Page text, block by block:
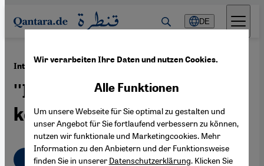
Direkt zum Inhalt springen
DE
Interview mit Uri Avnery ·02.01.2013
''Israel braucht Frieden,
keine Siedlungen''
Deutsch English عربي
Wir verarbeiten Ihre Daten und nutzen Cookies.
Alle Funktionen
Um unsere Webseite für Sie optimal zu gestalten und
unser Angebot für Sie fortlaufend verbessern zu können,
nutzen wir funktionale und Marketingcookies. Mehr
Information zu den Anbietern und der Funktionsweise
finden Sie in unserer Datenschutzerklärung. Klicken Sie